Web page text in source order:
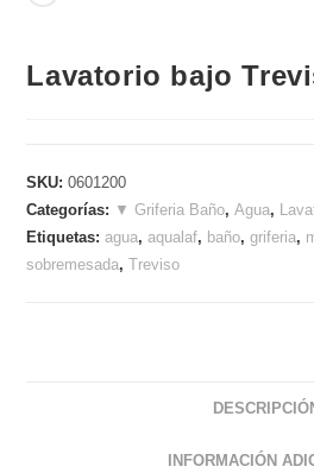
Lavatorio bajo
SKU:0601200
Categorías: ▼ Griferia Baño,Agua,
Etiquetas:agua,aqualaf, baño,griferia,
sobremesada,Treviso
INFORMACIÓN